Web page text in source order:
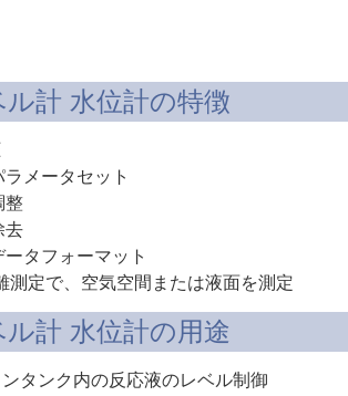
計 水位計の特徴
メータセット
整
去
タフォーマット
測定で、空気空間または液面を測定
計 水位計の用途
タンク内の反応液のレベル制御